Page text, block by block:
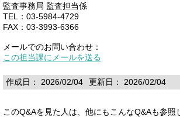
監査事務局 監査担当係
TEL：03-5984-4729
FAX：03-3993-6366
メールでのお問い合わせ：
この担当課にメールを送る
作成日： 2026/02/04 更新日： 2026/02/04
このQ&Aを見た人は、他にもこんなQ&Aも参照